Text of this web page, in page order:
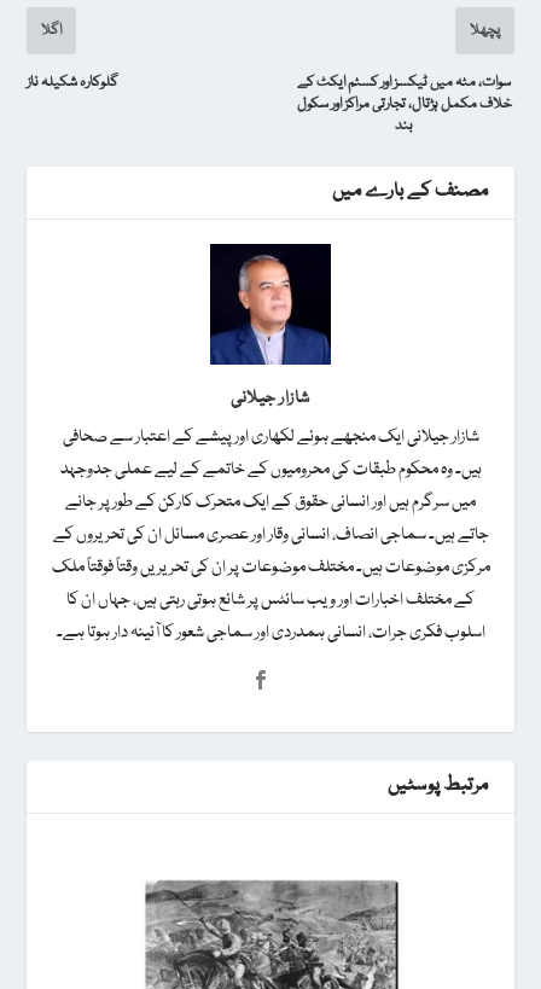
A
p
o
o
پچھلا
سوات، مٹہ میں ٹیکسز اور کسٹم ایکٹ کے
خلاف مکمل ہڑتال، تجارتی مراکز اور سکول
بند
اگلا
گلوکارہ شکیلہ ناز
مصنف کے بارے میں
شازار جیلانی
شازار جیلانی ایک منجھے ہوئے لکھاری اور پیشے کے اعتبار سے صحافی
ہیں۔ وہ محکوم طبقات کی محرومیوں کے خاتمے کے لیے عملی جدوجہد
میں سرگرم ہیں اور انسانی حقوق کے ایک متحرک کارکن کے طور پر جانے
جاتے ہیں۔ سماجی انصاف، انسانی وقار اور عصری مسائل ان کی تحریروں کے
مرکزی موضوعات ہیں۔ مختلف موضوعات پر ان کی تحریریں وقتاً فوقتاً ملک
کے مختلف اخبارات اور ویب سائٹس پر شائع ہوتی رہتی ہیں، جہاں ان کا
اسلوب فکری جرات، انسانی ہمدردی اور سماجی شعور کا آئینہ دار ہوتا ہے۔
مرتبط پوسٹیں